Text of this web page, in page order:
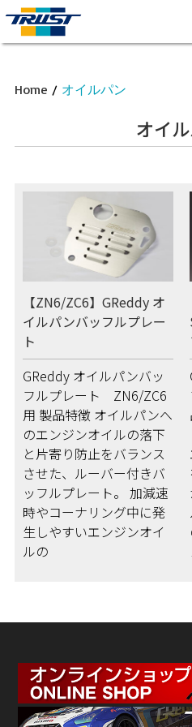
Home / オイルパン
オイ
【ZN6/ZC6】GReddy オ
イルパンバッフルプレー
ト
GReddy オイルパンバッ
フルプレート ZN6/ZC6
用 製品特徴 オイルパンへ
のエンジンオイルの落下
と片寄り防止をバランス
させた、ルーバー付きバ
ッフルプレート。 加減速
時やコーナリング中に発
生しやすいエンジンオイ
ルの